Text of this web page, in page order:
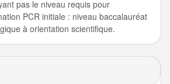
pas le niveau requis pour
PCR initiale : niveau baccalauréat
à orientation scientifique.